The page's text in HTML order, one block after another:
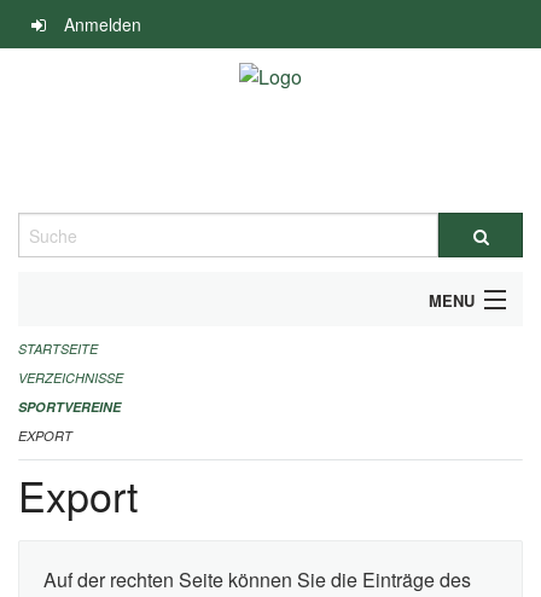
Navigation
überspringen
Anmelden
Suche
MENU
ALLGEMEINE INFORMATIONEN
FINANZIELLE UNTERSTÜTZUNG BENÖTIGT?
KONTAKT
STARTSEITE
VERZEICHNISSE
SPORTVEREINE
EXPORT
Export
Auf der rechten Seite können Sie die Einträge des